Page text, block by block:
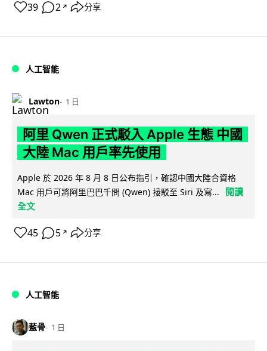
39 2 ↗ 分享
人工智能
Lawton 1 日
阿里 Qwen 正式駁入 Apple 生態 中國
大陸 Mac 用戶率先使用
Apple 於 2026 年 8 月 8 日公布指引，確認中國大陸合資格
Mac 用戶可將阿里巴巴千問 (Qwen) 接駁至 Siri 及寫...
閱讀
全文
45 5 ↗ 分享
人工智能
藍骨 1 日